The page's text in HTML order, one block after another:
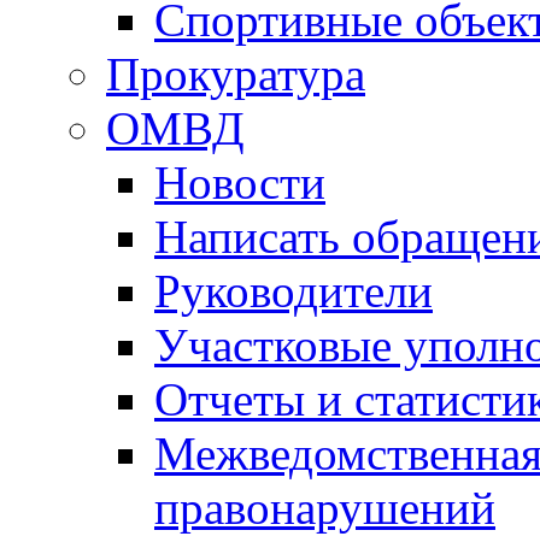
Спортивные
Прокуратура
ОМВД
Новости
Написать
Руководители
Участковые
Отчеты и
правонарушений